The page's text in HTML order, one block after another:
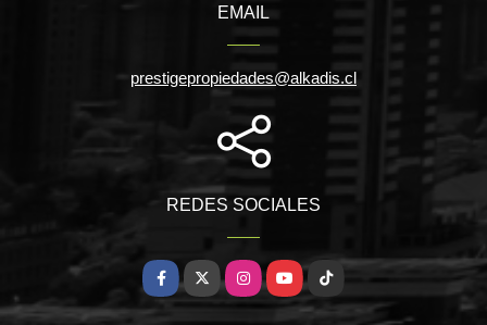
EMAIL
prestigepropiedades@alkadis.cl
REDES SOCIALES
Facebook
X InstagramYouTubeTikTok